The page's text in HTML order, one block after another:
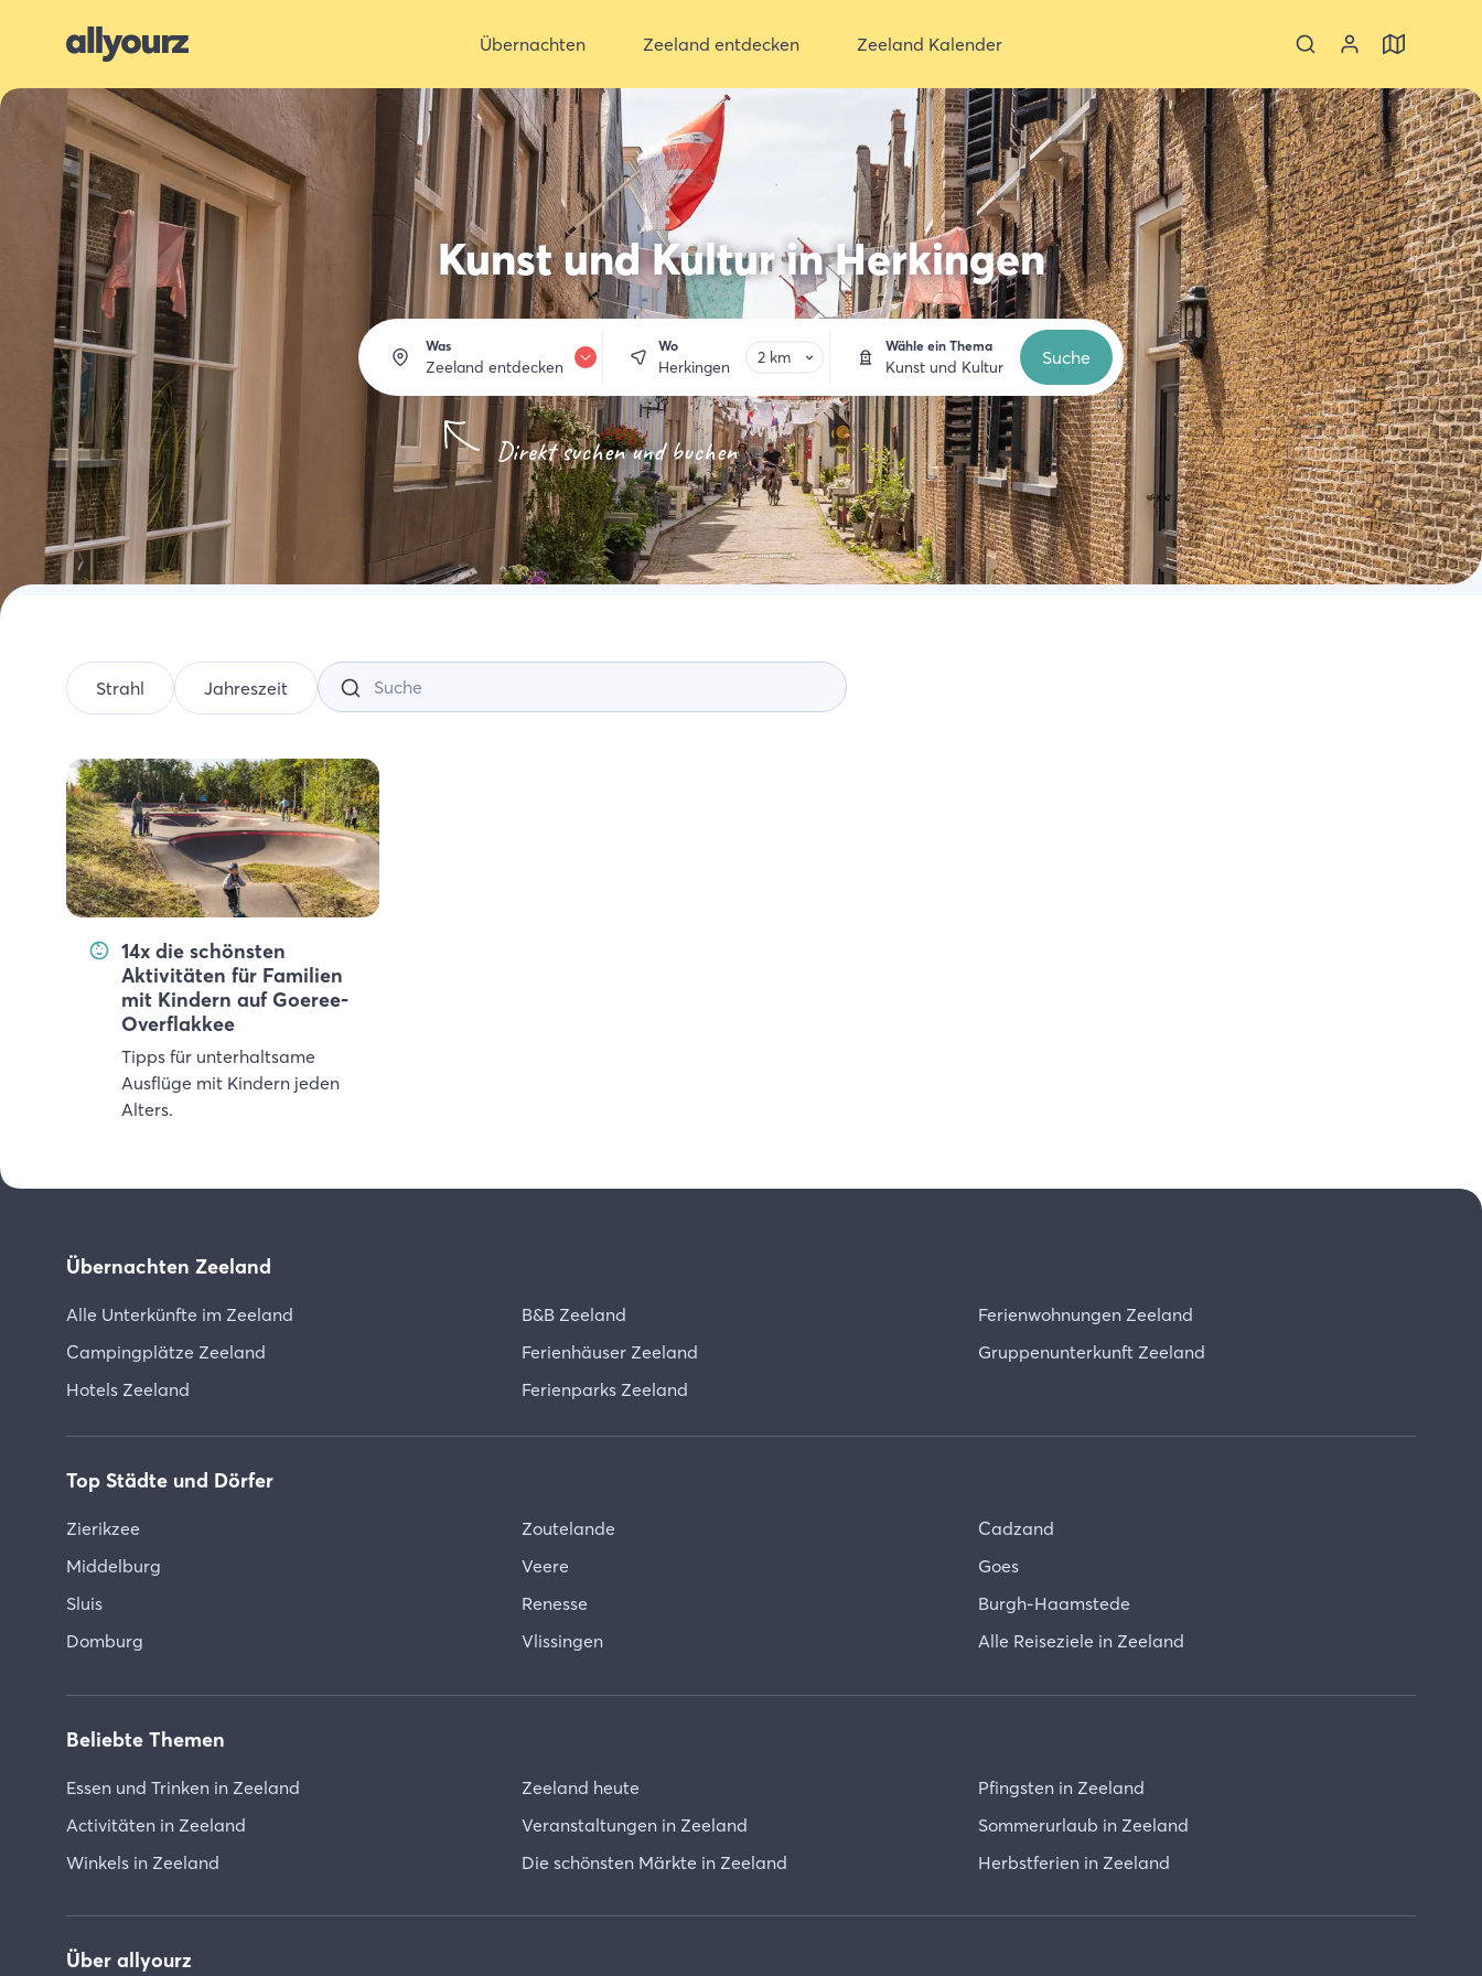
Übernachten Zeeland entdecken Zeeland Kalender
Kunst und Kultur in Herkingen
Was
Zeeland entdecken
Übernachten
Essen trinken
Aktivitäten
Einkaufen
Wo
Herkingen
Wähle ein Thema
Kunst und Kultur Suche
Direkt suchen und buchen
Strahl Jahreszeit
14x die schönsten
Aktivitäten für Familien
mit Kindern auf Goeree-
Overflakkee
Tipps für unterhaltsame
Ausflüge mit Kindern jeden
Alters.
Übernachten Zeeland
Alle Unterkünfte im Zeeland
Campingplätze Zeeland
Hotels Zeeland
B&B Zeeland
Ferienhäuser Zeeland
Ferienparks Zeeland
Ferienwohnungen Zeeland
Gruppenunterkunft Zeeland
Top Städte und Dörfer
Zierikzee
Middelburg
Sluis
Domburg
Zoutelande
Veere
Renesse
Vlissingen
Cadzand
Goes
Burgh-Haamstede
Alle Reiseziele in Zeeland
Beliebte Themen
Essen und Trinken in Zeeland
Activitäten in Zeeland
Winkels in Zeeland
Zeeland heute
Veranstaltungen in Zeeland
Die schönsten Märkte in Zeeland
Pfingsten in Zeeland
Sommerurlaub in Zeeland
Herbstferien in Zeeland
Über allyourz